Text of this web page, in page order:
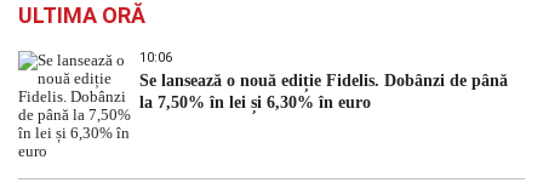
ULTIMA ORĂ
10:06
Se lansează o nouă ediție Fidelis. Dobânzi de până
la 7,50% în lei și 6,30% în euro